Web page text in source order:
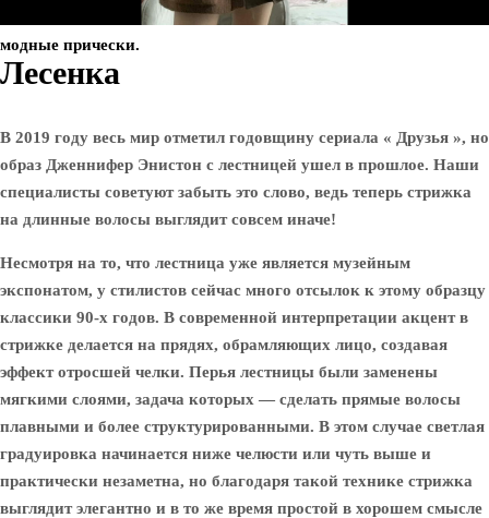
модные прически.
Лесенка
В 2019 году весь мир отметил годовщину сериала « Друзья », но
образ Дженнифер Энистон с лестницей ушел в прошлое. Наши
специалисты советуют забыть это слово, ведь теперь стрижка
на длинные волосы выглядит совсем иначе!
Несмотря на то, что лестница уже является музейным
экспонатом, у стилистов сейчас много отсылок к этому образцу
классики 90-х годов. В современной интерпретации акцент в
стрижке делается на прядях, обрамляющих лицо, создавая
эффект отросшей челки. Перья лестницы были заменены
мягкими слоями, задача которых — сделать прямые волосы
плавными и более структурированными. В этом случае светлая
градуировка начинается ниже челюсти или чуть выше и
практически незаметна, но благодаря такой технике стрижка
выглядит элегантно и в то же время простой в хорошем смысле